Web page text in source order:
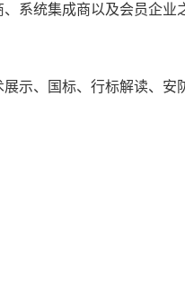
系统集成商以及会员企
示、国标、行标解读、安